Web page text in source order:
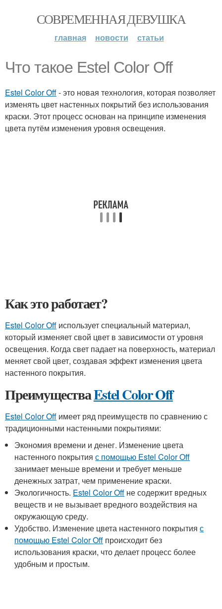
СОВРЕМЕННАЯ ДЕВУШКА
главная новости статьи
Что такое Estel Color Off
Estel Color Off- это новая технология, которая позволяет
изменять цвет настенных покрытий без использования
краски. Этот процесс основан на принципе изменения
цвета путём изменения уровня освещения.
Как это работает?
Estel Color Off использует специальный материал,
который изменяет свой цвет в зависимости от уровня
освещения. Когда свет падает на поверхность, материал
меняет свой цвет, создавая эффект изменения цвета
настенного покрытия.
ПреимуществаEstel Color Off
Estel Color Off имеет ряд преимуществ по сравнению с
традиционными настенными покрытиями:
Экономия времени и денег. Изменение цвета
настенного покрытияс помощью Estel Color Off
занимает меньше времени и требует меньше
денежных затрат, чем применение краски.
Экологичность. Estel Color Off не содержит вредных
веществ и не вызывает вредного воздействия на
окружающую среду.
Удобство. Изменение цвета настенного покрытияс
помощью Estel Color Off происходит без
использования краски, что делает процесс более
удобным и простым.